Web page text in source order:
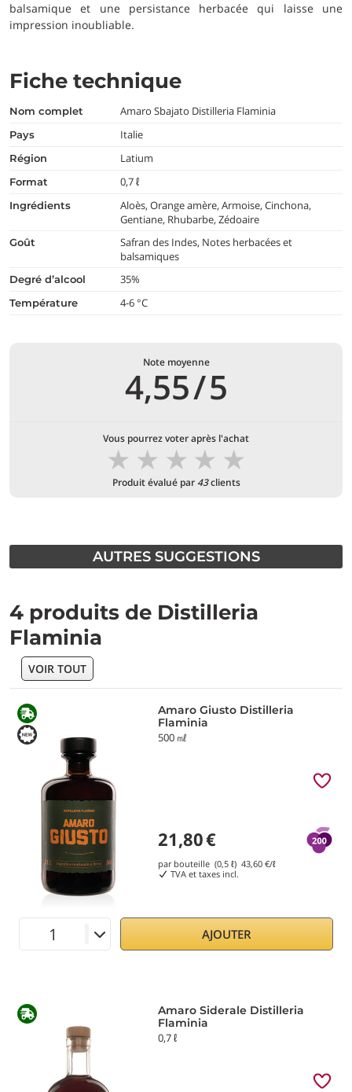
balsamique et une persistance herbacée qui laisse une
impression inoubliable.
Fiche technique
nom complet Amaro Sbajato Distilleria Flaminia
pays Italie
région Latium
format 0,7 ℓ
ingrédients
Aloès, Orange amère, Armoise, Cinchona,
Gentiane, Rhubarbe, Zédoaire
goût
Safran des Indes, Notes herbacées et
balsamiques
degré d’alcool 35%
température 4-6 °C
Note moyenne
4,55/5
Vous pourrez voter après l'achat
★
★
★
★
★
Produit évalué par43clients
AUTRES SUGGESTIONS
4 produits de Distilleria
Flaminia
VOIR TOUT
Amaro Giusto Distilleria
Flaminia
500 ㎖
21,80€
par bouteille (0,5 ℓ) 43,60€/ℓ
TVA et taxes incl.
AJOUTER
Amaro Siderale Distilleria
Flaminia
0,7 ℓ